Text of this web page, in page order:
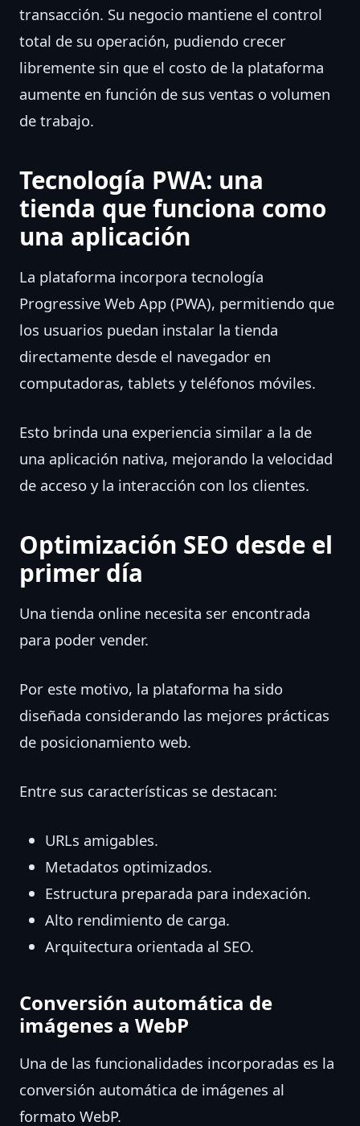
transacción. Su negocio mantiene el control
total de su operación, pudiendo crecer
libremente sin que el costo de la plataforma
aumente en función de sus ventas o volumen
de trabajo.
Tecnología PWA: una
tienda que funciona como
una aplicación
La plataforma incorpora tecnología
Progressive Web App (PWA), permitiendo que
los usuarios puedan instalar la tienda
directamente desde el navegador en
computadoras, tablets y teléfonos móviles.
Esto brinda una experiencia similar a la de
una aplicación nativa, mejorando la velocidad
de acceso y la interacción con los clientes.
Optimización SEO desde el
primer día
Una tienda online necesita ser encontrada
para poder vender.
Por este motivo, la plataforma ha sido
diseñada considerando las mejores prácticas
de posicionamiento web.
Entre sus características se destacan:
URLs amigables.
Metadatos optimizados.
Estructura preparada para indexación.
Alto rendimiento de carga.
Arquitectura orientada al SEO.
Conversión automática de
imágenes a WebP
Una de las funcionalidades incorporadas es la
conversión automática de imágenes al
formato WebP.